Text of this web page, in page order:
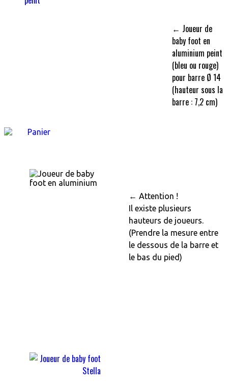
← Joueur de
baby foot en
aluminium peint
(bleu ou rouge)
pour barre Ø 14
(hauteur sous la
barre : 7,2 cm)
← Attention !
Il existe plusieurs
hauteurs de joueurs.
(Prendre la mesure entre
le dessous de la barre et
le bas du pied)